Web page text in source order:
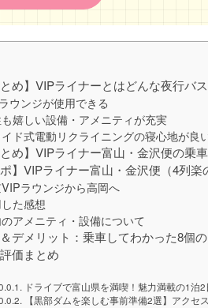
とめ】VIPライナーとはどんな夜行バ
ウンジが使用できる
嬉しい設備・アメニティが充実
ド式電動リクライニングの寝心地が良
とめ】VIPライナー富山・金沢便の乗
ポ】VIPライナー富山・金沢便（4列楽
ラウンジから高岡へ
た感想
アメニティ・設備について
デメリット：乗車してわかった8個
価まとめ
ドライブで富山県を満喫！魅力満載の1泊
【黒部ダムを楽しむ事前準備2選】アクセ